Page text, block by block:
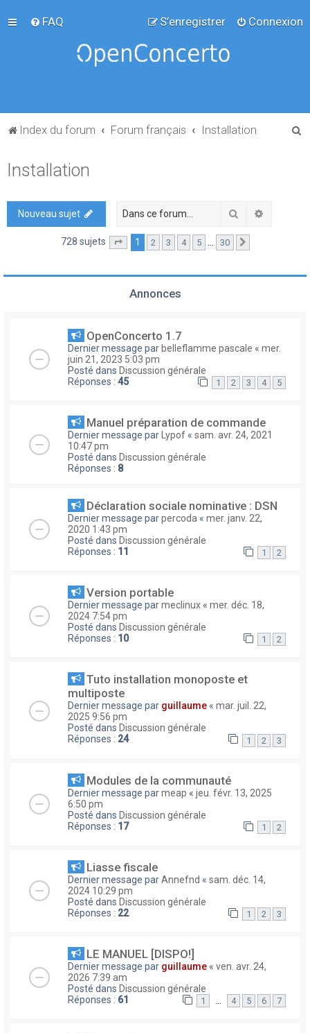
FAQ Connexion
S’enregistrer
Index du forum Forum français Installation
Installation
Nouveau sujet Rechercher
728 sujets Page sur30
1 2 3 4 5 … 30
Annonces
OpenConcerto 1.7
Dernier message par belleflamme pascale « mer.
juin 21, 2023 5:03 pm
Posté dans Discussion générale
Réponses : 45 1 2 3 4 5
Manuel préparation de commande
Dernier message par Lypof « sam. avr. 24, 2021
10:47 pm
Posté dans Discussion générale
Réponses : 8
Déclaration sociale nominative : DSN
Dernier message parpercoda « mer. janv. 22,
2020 1:43 pm
Posté dans Discussion générale
Réponses : 11 1 2
Version portable
Dernier message parmeclinux « mer. déc. 18,
2024 7:54 pm
Posté dans Discussion générale
Réponses : 10 1 2
Tuto installation monoposte et
multiposte
Dernier message par guillaume « mar. juil. 22,
2025 9:56 pm
Posté dans Discussion générale
Réponses : 24 1 2 3
Modules de la communauté
Dernier message parmeap « jeu. févr. 13, 2025
6:50 pm
Posté dans Discussion générale
Réponses : 17 1 2
Liasse fiscale
Dernier message parAnnefnd « sam. déc. 14,
2024 10:29 pm
Posté dans Discussion générale
Réponses : 22 1 2 3
LE MANUEL [DISPO!]
Dernier message par guillaume « ven. avr. 24,
2026 7:39 am
Posté dans Discussion générale
Réponses : 61 1 … 4 5 6 7